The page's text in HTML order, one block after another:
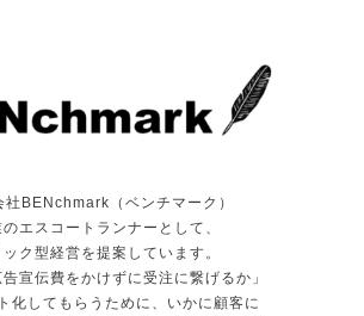
社BENchmark（ベンチマーク）
エスコートランナーとして、
ック型経営を提案しています。
告宣伝費をかけずに受注に繋げるか」
化してもらうために、いかに顧客に